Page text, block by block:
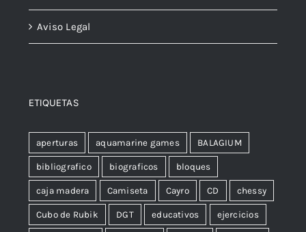
Aviso Legal
ETIQUETAS
aperturas aquamarine games BALAGIUM
bibliografico biograficos bloques
caja madera Camiseta Cayro CD chessy
Cubo de Rubik DGT educativos ejercicios